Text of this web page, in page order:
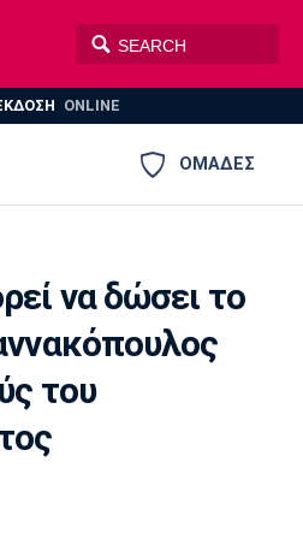
ONLINE
ΟΜΑΔΕΣ
ΣΠΟΡ
ΑΕΚ ΠΑΟΚ
να δώσει το
του